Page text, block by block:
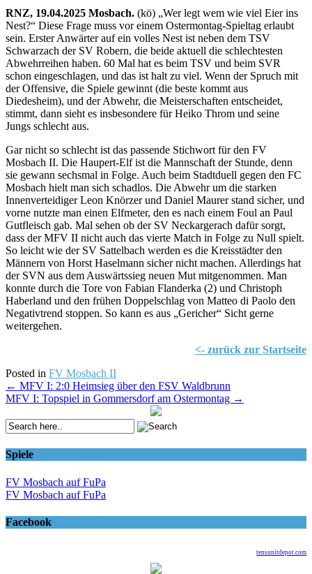
RNZ, 19.04.2025 Mosbach. (kö) „Wer legt wem wie viel Eier ins
Nest?“ Diese Frage muss vor einem Ostermontag-Spieltag erlaubt
sein. Erster Anwärter auf ein volles Nest ist neben dem TSV
Schwarzach der SV Robern, die beide aktuell die schlechtesten
Abwehrreihen haben. 60 Mal hat es beim TSV und beim SVR
schon eingeschlagen, und das ist halt zu viel. Wenn der Spruch mit
der Offensive, die Spiele gewinnt (die beste kommt aus
Diedesheim), und der Abwehr, die Meisterschaften entscheidet,
stimmt, dann sieht es insbesondere für Heiko Throm und seine
Jungs schlecht aus.
Gar nicht so schlecht ist das passende Stichwort für den FV
Mosbach II. Die Haupert-Elf ist die Mannschaft der Stunde, denn
sie gewann sechsmal in Folge. Auch beim Stadtduell gegen den FC
Mosbach hielt man sich schadlos. Die Abwehr um die starken
Innenverteidiger Leon Knörzer und Daniel Maurer stand sicher, und
vorne nutzte man einen Elfmeter, den es nach einem Foul an Paul
Gutfleisch gab. Mal sehen ob der SV Neckargerach dafür sorgt,
dass der MFV II nicht auch das vierte Match in Folge zu Null spielt.
So leicht wie der SV Sattelbach werden es die Kreisstädter den
Männern von Horst Haselmann sicher nicht machen. Allerdings hat
der SVN aus dem Auswärtssieg neuen Mut mitgenommen. Man
konnte durch die Tore von Fabian Flanderka (2) und Christoph
Haberland und den frühen Doppelschlag von Matteo di Paolo den
Negativtrend stoppen. So kann es aus „Gericher“ Sicht gerne
weitergehen.
<- zurück zur Startseite
Posted in FV Mosbach II
Post
navigation
← MFV I: 2:0 Heimsieg über den FSV Waldbrunn
MFV I: Topspiel in Gommersdorf am Ostermontag →
Spiele
FV Mosbach auf FuPa
FV Mosbach auf FuPa
Facebook
tensunitdepot.com